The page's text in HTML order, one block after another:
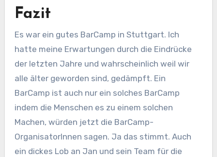
Fazit
Es war ein gutes BarCamp in Stuttgart. Ich
hatte meine Erwartungen durch die Eindrücke
der letzten Jahre und wahrscheinlich weil wir
alle älter geworden sind, gedämpft. Ein
BarCamp ist auch nur ein solches BarCamp
indem die Menschen es zu einem solchen
Machen, würden jetzt die BarCamp-
OrganisatorInnen sagen. Ja das stimmt. Auch
ein dickes Lob an Jan und sein Team für die